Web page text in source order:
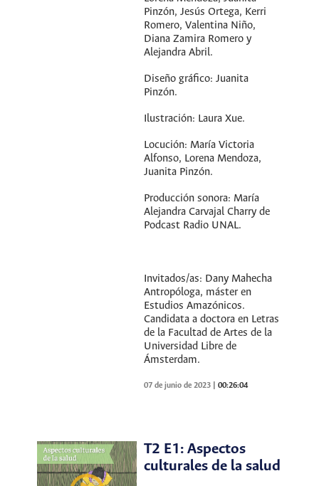
Pinzón, Jesús Ortega, Kerri
Romero, Valentina Niño,
Diana Zamira Romero y
Alejandra Abril.
Diseño gráfico: Juanita
Pinzón.
Ilustración: Laura Xue.
Locución: María Victoria
Alfonso, Lorena Mendoza,
Juanita Pinzón.
Producción sonora: María
Alejandra Carvajal Charry de
Podcast Radio UNAL.
Invitados/as: Dany Mahecha
Antropóloga, máster en
Estudios Amazónicos.
Candidata a doctora en Letras
de la Facultad de Artes de la
Universidad Libre de
Ámsterdam.
07 de junio de 2023 |00:26:04
T2 E1: Aspectos
culturales de la salud